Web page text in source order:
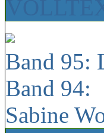
Band 95:
Band 94:
Sabine